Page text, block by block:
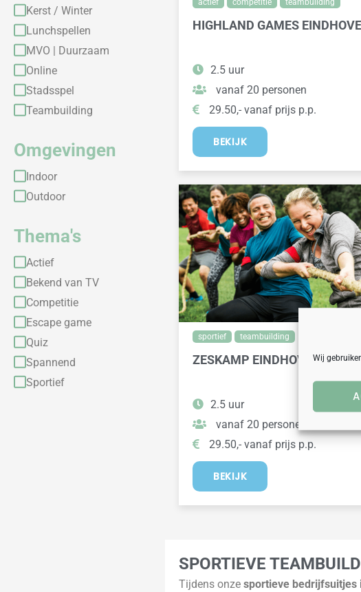
Wij
Kerst / Winter
Lunchspellen
MVO | Duurzaam
Online
Stadsspel
Teambuilding
Omgevingen
Indoor
Outdoor
Thema's
Actief
Bekend van TV
Competitie
Escape game
Quiz
Spannend
Sportief
actief competitie teambuilding
HIGHLAND GAMES
2.5 uur
vanaf 20 personen
29.50,- vanaf prijs p.p.
BEKIJK
sportief teambuilding
ZESKAMP EINDHOVEN
2.5 uur
vanaf 20 personen
29.50,- vanaf prijs p.p.
BEKIJK
SPORTIEVE
Tijdens onze sportieve bedrijfsuitjes